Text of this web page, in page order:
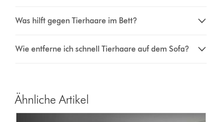
Was hilft gegen Tierhaare im Bett?
Wie entferne ich schnell Tierhaare auf dem Sofa?
Ähnliche Artikel